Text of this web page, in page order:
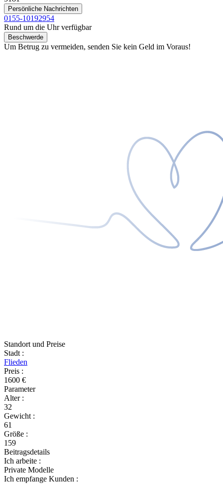
Persönliche Nachrichten
0155-10192954
Rund um die Uhr verfügbar
Beschwerde
Um Betrug zu vermeiden, senden Sie kein Geld im Voraus!
Standort und Preise
Stadt :
Flieden
Preis :
1600 €
Parameter
Alter :
32
Gewicht :
61
Größe :
159
Beitragsdetails
Ich arbeite :
Private Modelle
Ich empfange Kunden :